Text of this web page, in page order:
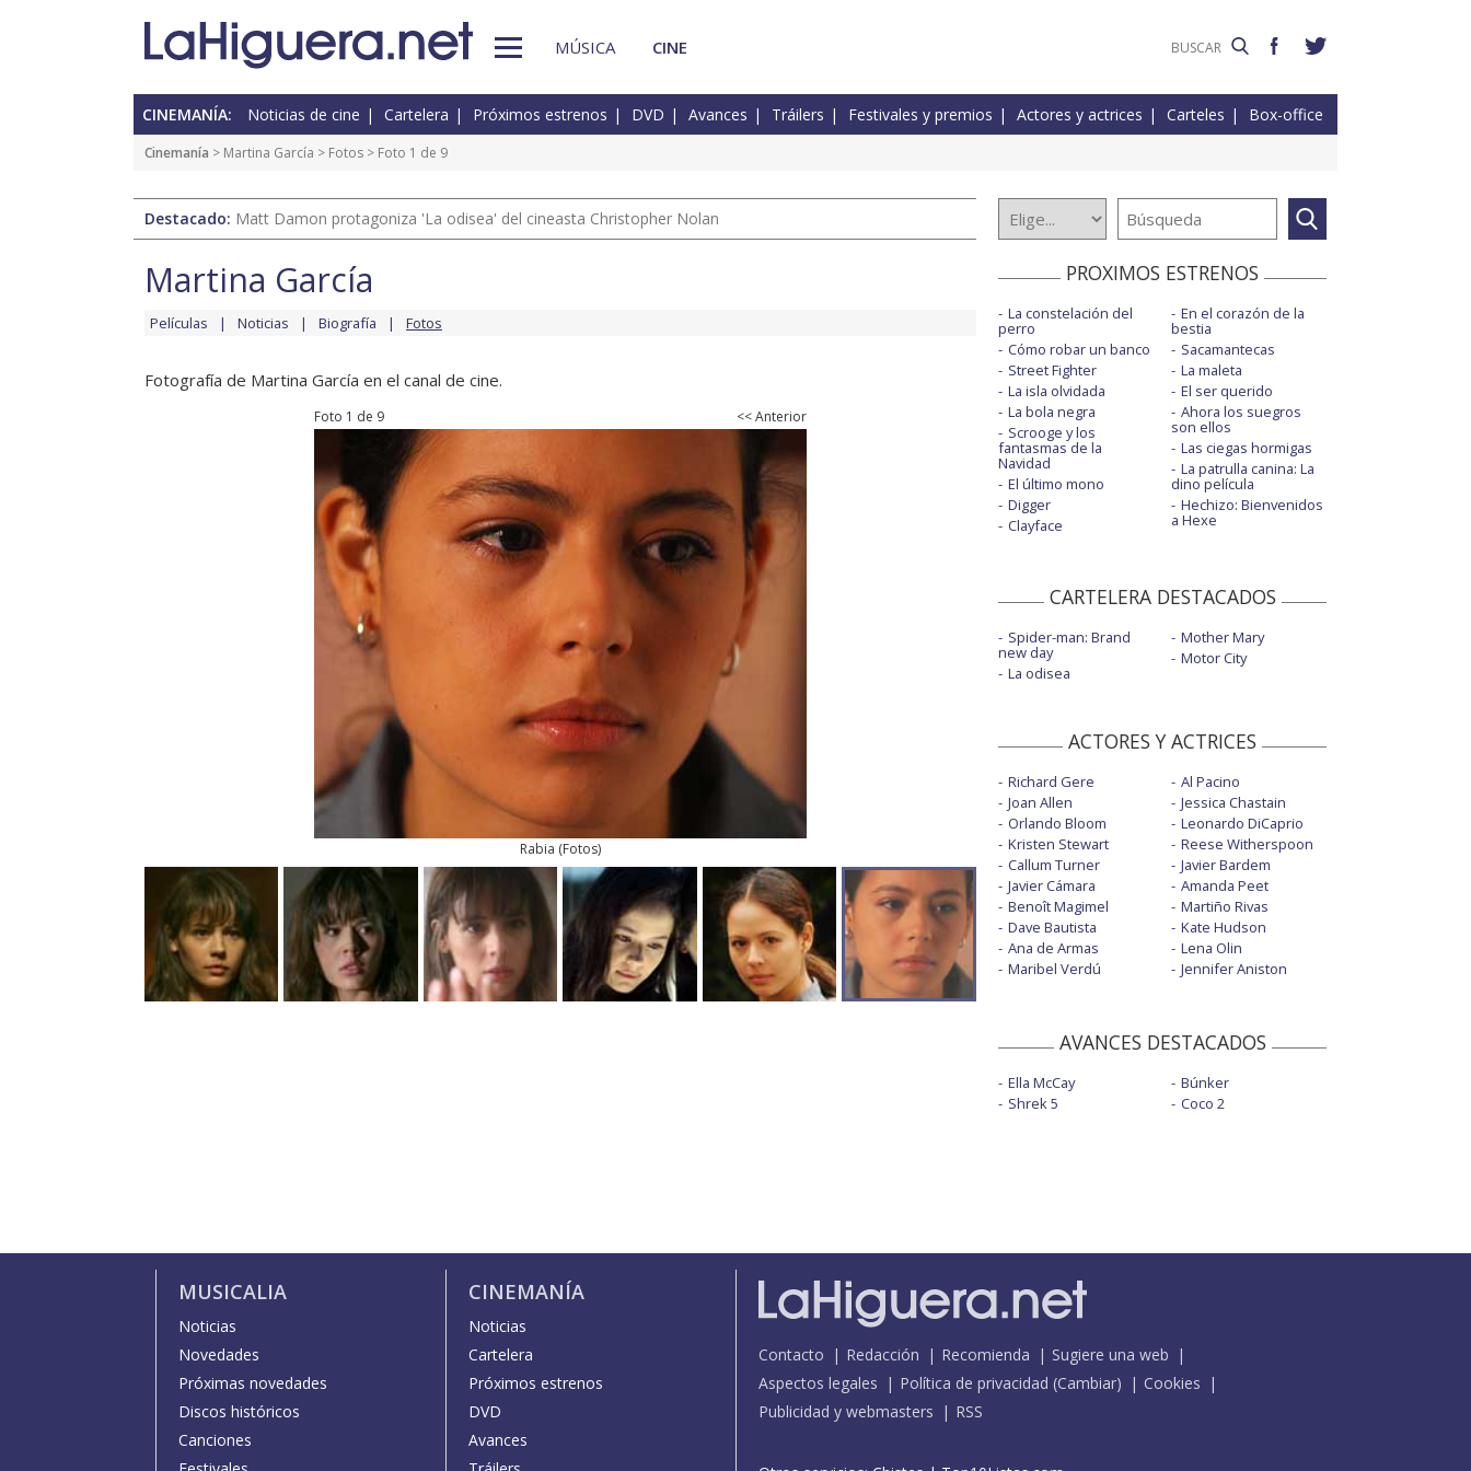
MÚSICA CINE
CINEMANÍA: Noticias de cine Cartelera Próximos estrenos DVD Avances Tráilers Festivales y premios Actores y actrices Carteles Box-office
Cinemanía > Martina García > Fotos > Foto 1 de 9
Destacado: Matt Damon protagoniza 'La odisea' del cineasta Christopher Nolan
Martina García
Películas Noticias Biografía Fotos
Fotografía de Martina García en el canal de cine.
Foto 1 de 9 << Anterior
Rabia (Fotos)
PROXIMOS ESTRENOS
La constelación del
perro
Cómo robar un banco
Street Fighter
La isla olvidada
La bola negra
Scrooge y los
fantasmas de la
Navidad
El último mono
Digger
Clayface
En el corazón de la
bestia
Sacamantecas
La maleta
El ser querido
Ahora los suegros
son ellos
Las ciegas hormigas
La patrulla canina: La
dino película
Hechizo: Bienvenidos
a Hexe
CARTELERA DESTACADOS
Spider-man: Brand
new day
La odisea
Mother Mary
Motor City
ACTORES Y ACTRICES
Richard Gere
Joan Allen
Orlando Bloom
Kristen Stewart
Callum Turner
Javier Cámara
Benoît Magimel
Dave Bautista
Ana de Armas
Maribel Verdú
Al Pacino
Jessica Chastain
Leonardo DiCaprio
Reese Witherspoon
Javier Bardem
Amanda Peet
Martiño Rivas
Kate Hudson
Lena Olin
Jennifer Aniston
AVANCES DESTACADOS
Ella McCay
Shrek 5
Búnker
Coco 2
MUSICALIA
Noticias
Novedades
Próximas novedades
Discos históricos
Canciones
CINEMANÍA
Noticias
Cartelera
Próximos estrenos
DVD
Avances
Contacto Redacción Recomienda
Sugiere una web
Aspectos legales
Política de privacidad (Cambiar)
Cookies
Publicidad y webmasters
RSS